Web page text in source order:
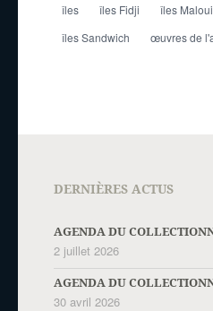
îles
îles Fidji îles
îles Sandwich
œuvres de
DERNIÈRES ACTUS
AGENDA DU
2 juillet 2026
AGENDA DU
30 avril 2026